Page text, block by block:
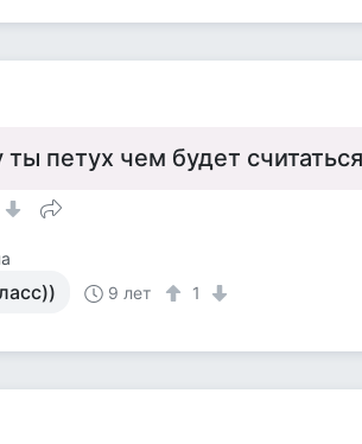
петух чем будет
9 лет 1